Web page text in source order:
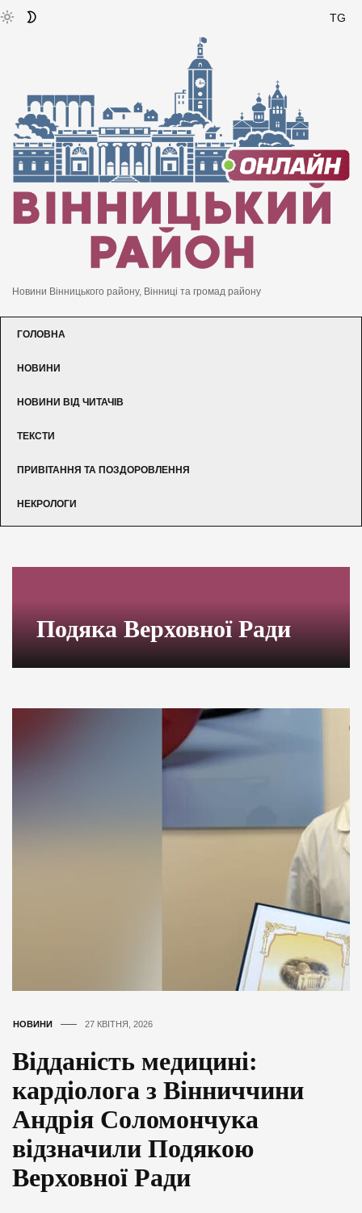
TG
Новини Вінницького району, Вінниці та громад району
ГОЛОВНА
НОВИНИ
НОВИНИ ВІД ЧИТАЧІВ
ТЕКСТИ
ПРИВІТАННЯ ТА ПОЗДОРОВЛЕННЯ
НЕКРОЛОГИ
Подяка Верховної Ради
НОВИНИ 27 КВІТНЯ, 2026
Відданість медицині:
кардіолога з Вінниччини
Андрія Соломончука
відзначили Подякою
Верховної Ради